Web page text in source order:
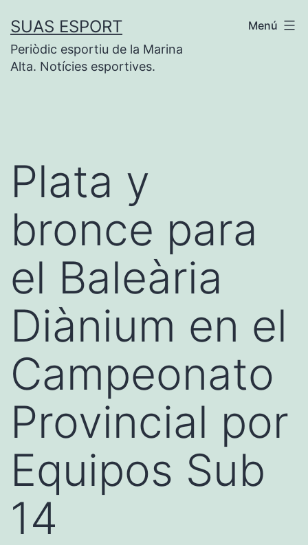
contenido
SUAS ESPORT
Periòdic esportiu de la Marina
Alta. Notícies esportives.
Menú
Plata y
bronce para
el Baleària
Diànium en el
Campeonato
Provincial por
Equipos Sub
14